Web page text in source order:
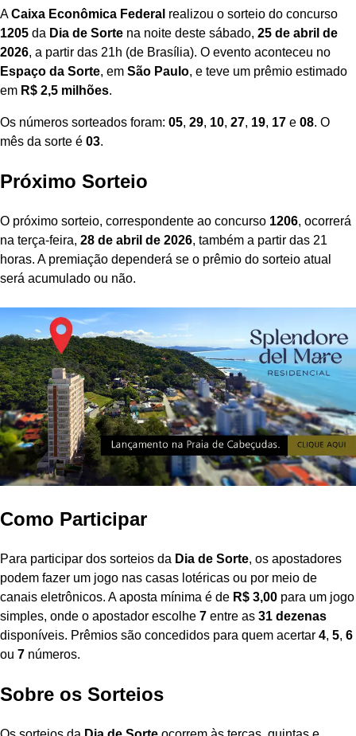
ACaixa Econômica Federal realizou o sorteio do concurso
1205 da Dia de Sorte na noite deste sábado, 25 de abril de
2026, a partir das 21h (de Brasília). O evento aconteceu no
Espaço da Sorte, em São Paulo, e teve um prêmio estimado
em R$ 2,5 milhões.
Os números sorteados foram: 05, 29, 10, 27, 19, 17 e 08. O
mês da sorte é 03.
Próximo Sorteio
O próximo sorteio, correspondente ao concurso 1206, ocorrerá
na terça-feira, 28 de abril de 2026, também a partir das 21
horas. A premiação dependerá se o prêmio do sorteio atual
será acumulado ou não.
Como Participar
Para participar dos sorteios da Dia de Sorte, os apostadores
podem fazer um jogo nas casas lotéricas ou por meio de
canais eletrônicos. A aposta mínima é de R$ 3,00 para um jogo
simples, onde o apostador escolhe 7 entre as 31 dezenas
disponíveis. Prêmios são concedidos para quem acertar 4, 5, 6
ou 7 números.
Sobre os Sorteios